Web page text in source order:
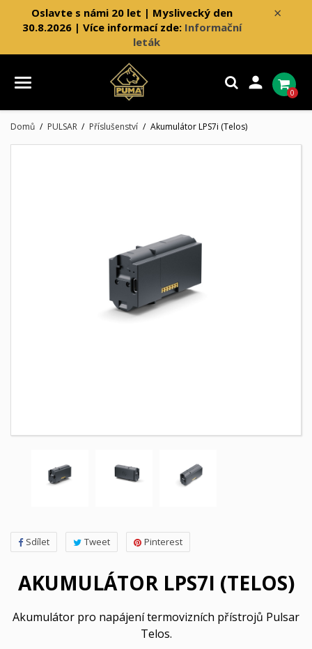
×
Oslavte s námi 20 let | Myslivecký den
30.8.2026 | Více informací zde: Informační
leták

0
Domů PULSAR Příslušenství Akumulátor LPS7i (Telos)
Sdílet Tweet Pinterest
AKUMULÁTOR LPS7I (TELOS)
Akumulátor pro napájení termovizních přístrojů Pulsar
Telos.